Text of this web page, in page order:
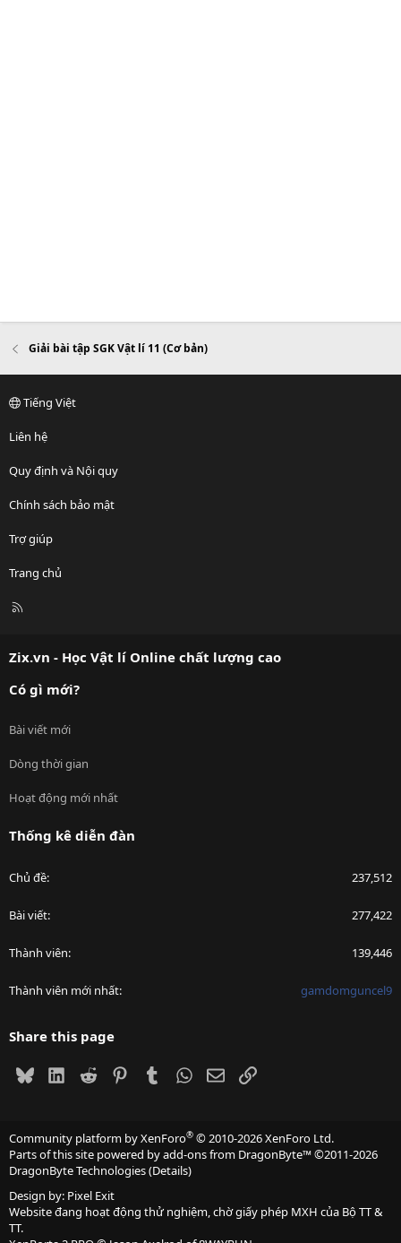
Giải bài tập SGK Vật lí 11 (Cơ bản)
Tiếng Việt
Liên hệ
Quy định và Nội quy
Chính sách bảo mật
Trợ giúp
Trang chủ
R
Zix.vn - Học Vật lí Online chất lượng cao
Có gì mới?
Bài viết mới
Dòng thời gian
Hoạt động mới nhất
Thống kê diễn đàn
Chủ đề 237,512
Bài viết 277,422
Thành viên 139,446
Thành viên mới nhất gamdomguncel9
Share this page
BlueskyLinkedIn
Reddit PinterestTumblrWhatsApp
EmailLink
Community platform by XenForo® © 2010-2026 XenForo Ltd.
Parts of this site powered byadd-ons from DragonByte™©2011-2026
DragonByte Technologies(Details)
Design by: Pixel Exit
Website đang hoạt động thử nghiệm, chờ giấy phép MXH của Bộ TT &
TT.